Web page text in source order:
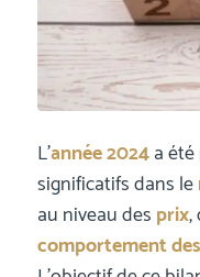
L’année 2024a été
significatifs dans le
au niveau des prix,
comportement